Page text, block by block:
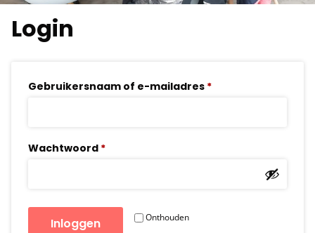
Login
Gebruikersnaam of e-mailadres *
Wachtwoord *
Onthouden
Inloggen